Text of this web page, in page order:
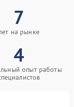
7
на рынке
4
опыт работы